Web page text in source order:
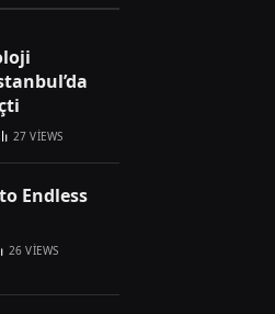
27VIEWS
Endless
26VIEWS